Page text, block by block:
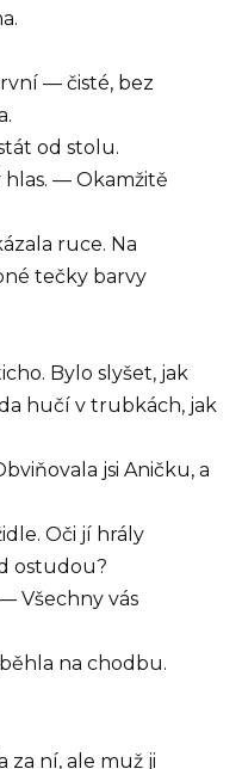
— čisté, bez
od stolu.
— Okamžitě
ruce. Na
tečky barvy
Bylo slyšet, jak
hučí v trubkách, jak
jsi Aničku, a
Oči jí hrály
ostudou?
Všechny vás
na chodbu.
za ní, ale muž ji